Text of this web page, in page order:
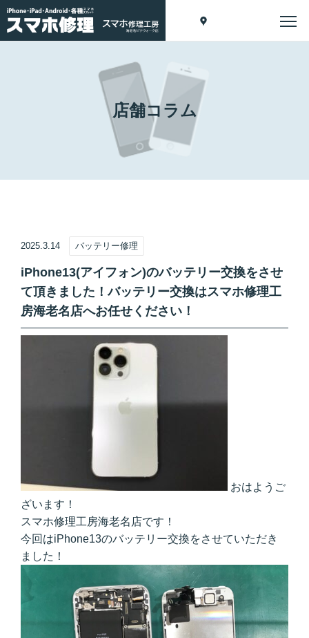
店舗コラム
2025.3.14 バッテリー修理
iPhone13(アイフォン)のバッテリー交換をさせ
て頂きました！バッテリー交換はスマホ修理工
房海老名店へお任せください！
おはようご
ざいます！
スマホ修理工房海老名店です！
今回はiPhone13のバッテリー交換をさせていただき
ました！